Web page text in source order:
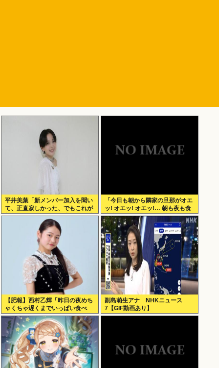
平井美葉「新メンバー加入を聞い
て、正直寂しかった、でもこれが
新しいビヨなんだと、寂しさを受
「今日も朝から隣家の旦那がオエ
ッ! オエッ! オエッ!… 朝も夜も食
事中もかなりえづきの音がして不
愉快な1日が始まります…」
【肥報】西村乙輝「昨日の夜めち
ゃくちゃ遅くまでいっぱい食べ
た。今日もいっぱい食べてやる」
副島萌生アナ NHKニュース
7【GIF動画あり】